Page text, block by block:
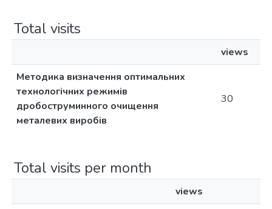
Total visits
views
Методика визначення оптимальних
технологічних режимів
дробоструминного очищення
металевих виробів
30
Total visits per month
views